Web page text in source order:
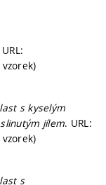
s kyselým
jílem. URL:
s